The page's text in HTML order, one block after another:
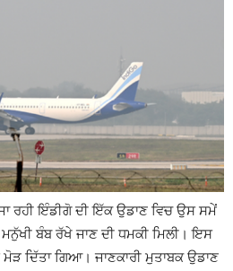
ਰਹੀ ਇੰਡੀਗੋ ਦੀ ਇੱਕ ਉਡਾਣ ਵਿਚ ਉਸ ਸਮੇਂ
ਬੰਬ ਰੱਖੇ ਜਾਣ ਦੀ ਧਮਕੀ ਮਿਲੀ। ਇਸ
ਦਿੱਤਾ ਗਿਆ। ਜਾਣਕਾਰੀ ਮੁਤਾਬਕ ਉਡਾਣ